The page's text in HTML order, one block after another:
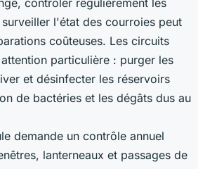
contrôler régulièrement les
l'état des courroies peut
coûteuses. Les circuits
particulière : purger les
et désinfecter les réservoirs
de bactéries et les dégâts dus au
demande un contrôle annuel
lanterneaux et passages de